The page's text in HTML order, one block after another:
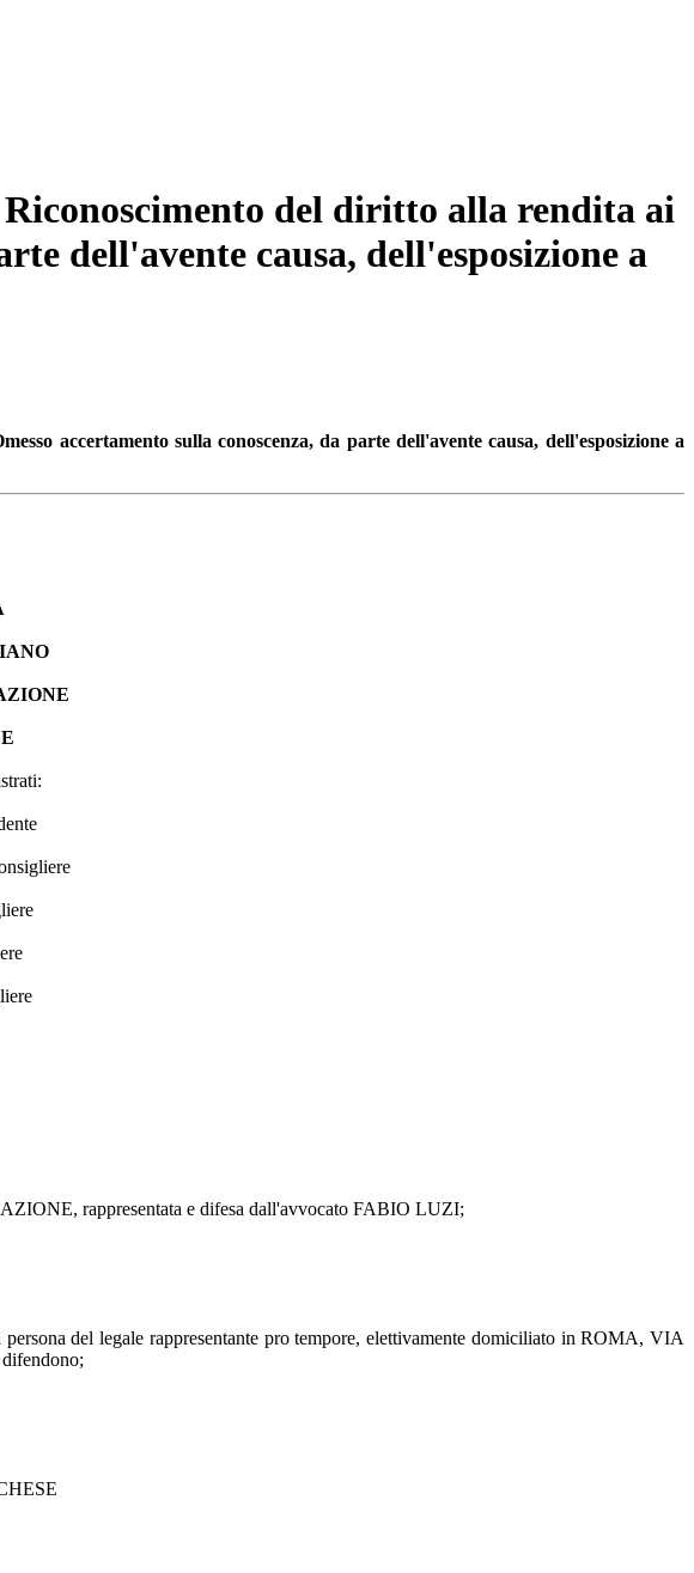
Riconoscimento del diritto alla rendita ai
dell'avente causa, dell'esposizione a
accertamento sulla conoscenza, da parte dell'avente causa, dell'esposizione a
rappresentata e difesa dall'avvocato FABIO LUZI;
del legale rappresentante pro tempore, elettivamente domiciliato in ROMA, VIA